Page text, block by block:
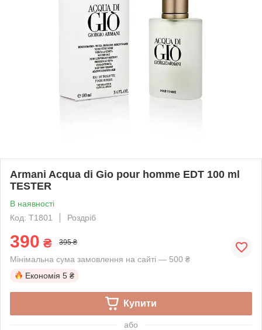
Armani Acqua di Gio pour homme EDT 100 ml
TESTER
В наявності
Код: T1801
Роздріб
390 ₴ 395 ₴
Мінімальна сума замовлення на сайті — 500 ₴
Економія 5 ₴
Купити
або